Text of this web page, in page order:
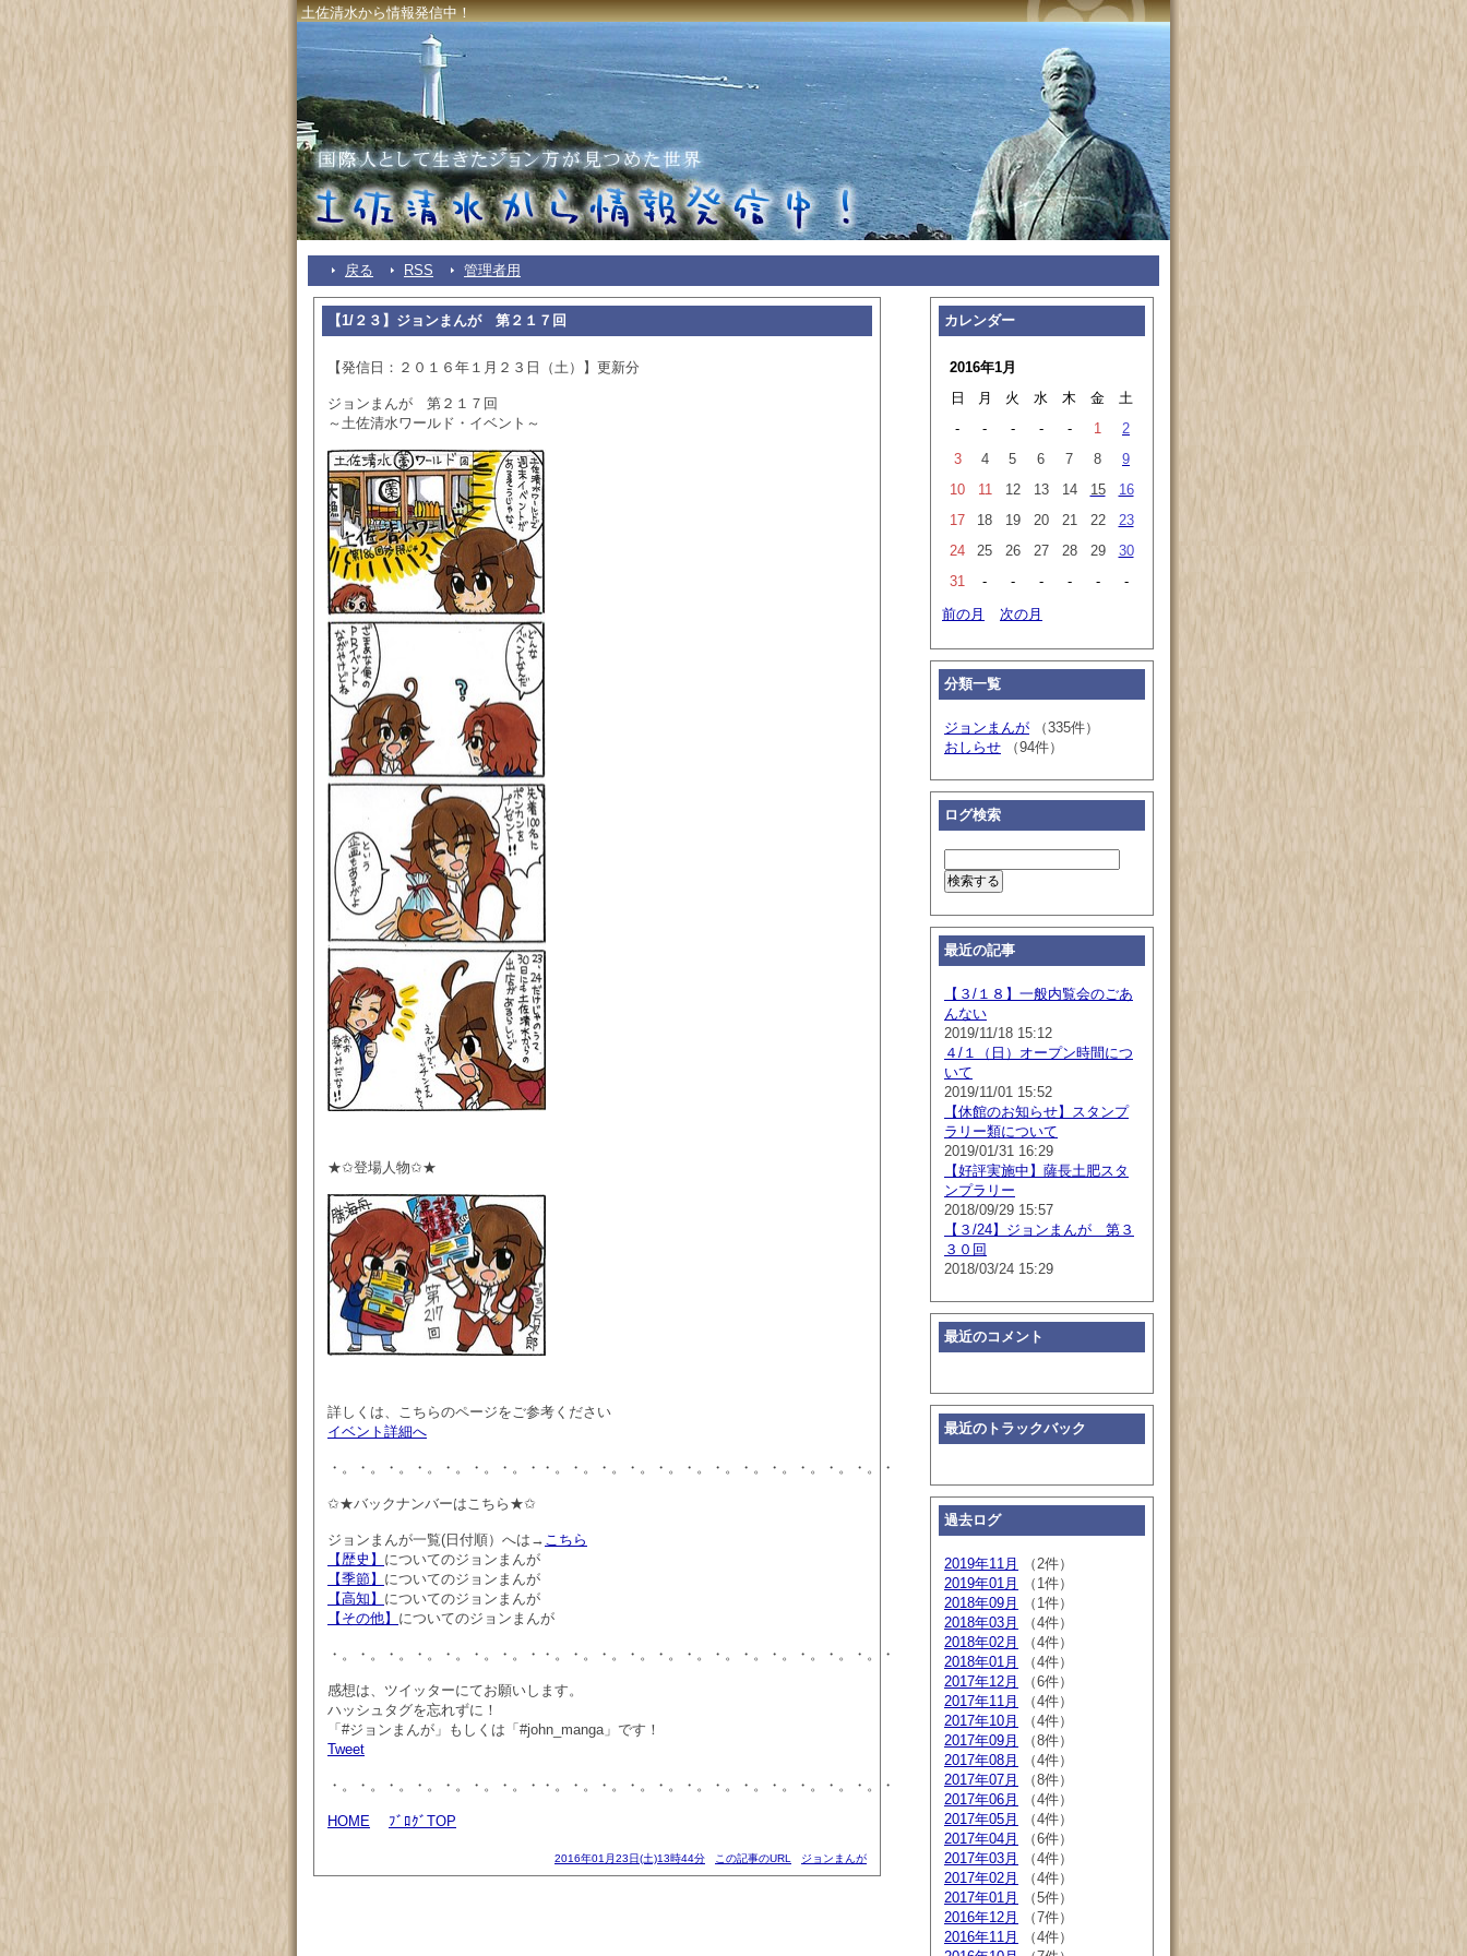
土佐清水から情報発信中！
戻る RSS 管理者用
【1/２３】ジョンまんが 第２１７回
【発信日：２０１６年１月２３日（土）】更新分
ジョンまんが 第２１７回
～土佐清水ワールド・イベント～
★✩登場人物✩★
詳しくは、こちらのページをご参考ください
イベント詳細へ
・。・。・。・。・。・。・。・・。・。・。・。・。・。・。・。・。・。・。・。・
✩★バックナンバーはこちら★✩
ジョンまんが一覧(日付順）へは→ こちら
【歴史】 についてのジョンまんが
【季節】 についてのジョンまんが
【高知】 についてのジョンまんが
【その他】 についてのジョンまんが
・。・。・。・。・。・。・。・・。・。・。・。・。・。・。・。・。・。・。・。・
感想は、ツイッターにてお願いします。
ハッシュタグを忘れずに！
「#ジョンまんが」もしくは「#john_manga」です！
Tweet
・。・。・。・。・。・。・。・・。・。・。・。・。・。・。・。・。・。・。・。・
HOME ﾌﾞﾛｸﾞTOP
2016年01月23日(土)13時44分 この記事のURL ジョンまんが
カレンダー
2016年1月
日
月 火 水 木 金
土
-
- - - - 1
2
3
4 5 6 7 8
9
10
11 12 13 14 15
16
17
18 19 20 21 22
23
24
25 26 27 28 29
30
31
- - - - -
-
前の月
次の月
分類一覧
ジョンまんが （335件）
おしらせ （94件）
ログ検索
最近の記事
【３/１８】一般内覧会のごあ
んない
2019/11/18 15:12
４/１（日）オープン時間につ
いて
2019/11/01 15:52
【休館のお知らせ】スタンプ
ラリー類について
2019/01/31 16:29
【好評実施中】薩長土肥スタ
ンプラリー
2018/09/29 15:57
【３/24】ジョンまんが 第３
３０回
2018/03/24 15:29
最近のコメント
最近のトラックバック
過去ログ
2019年11月
（2件）
2019年01月
（1件）
2018年09月
（1件）
2018年03月
（4件）
2018年02月
（4件）
2018年01月
（4件）
2017年12月
（6件）
2017年11月
（4件）
2017年10月
（4件）
2017年09月
（8件）
2017年08月
（4件）
2017年07月
（8件）
2017年06月
（4件）
2017年05月
（4件）
2017年04月
（6件）
2017年03月
（4件）
2017年02月
（4件）
2017年01月
（5件）
2016年12月
（7件）
2016年11月
（4件）